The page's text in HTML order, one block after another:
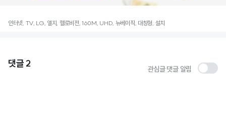
인터넷, TV, LG, 엘지, 헬로비전, 160M, UHD, 뉴베이직, 대칭형, 설치
댓글2 관심글 댓글 알림